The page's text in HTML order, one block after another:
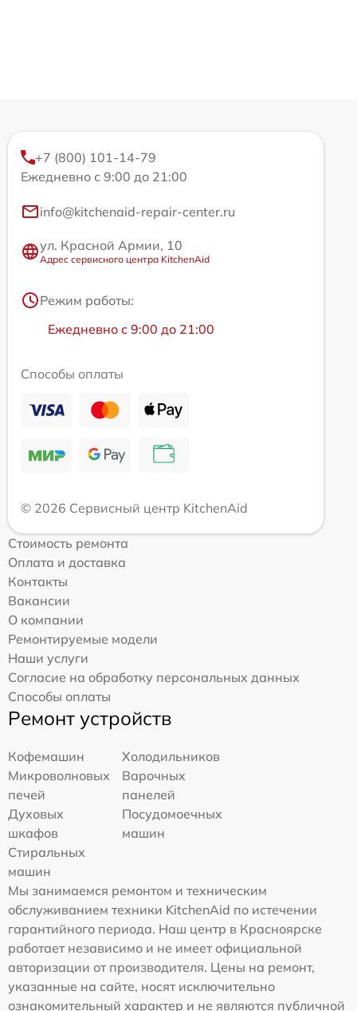
+7 (800) 101-14-79
Ежедневно с 9:00 до 21:00
info@kitchenaid-repair-center.ru
ул. Красной Армии, 10
Адрес сервисного центра KitchenAid
Режим работы:
Ежедневно с 9:00 до 21:00
Способы оплаты
© 2026 Сервисный центр KitchenAid
Стоимость ремонта
Оплата и доставка
Контакты
Вакансии
О компании
Ремонтируемые модели
Наши услуги
Согласие на обработку персональных данных
Способы оплаты
Ремонт устройств
Кофемашин
Холодильников
Микроволновых
печей
Варочных
панелей
Духовых
шкафов
Посудомоечных
машин
Стиральных
машин
Мы занимаемся ремонтом и техническим
обслуживанием техники KitchenAid по истечении
гарантийного периода. Наш центр в Красноярске
работает независимо и не имеет официальной
авторизации от производителя. Цены на ремонт,
указанные на сайте, носят исключительно
ознакомительный характер и не являются публичной